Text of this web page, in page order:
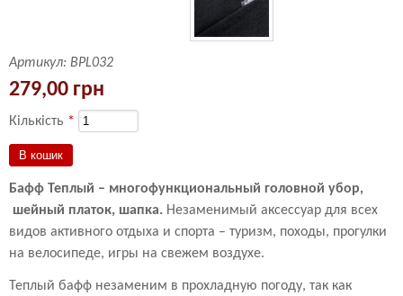
Артикул: BPL032
279,00 грн
Кількість *
Бафф Теплый – многофункциональный головной убор,
шейный платок, шапка. Незаменимый аксессуар для всех
видов активного отдыха и спорта – туризм, походы, прогулки
на велосипеде, игры на свежем воздухе.
Теплый бафф незаменим в прохладную погоду, так как